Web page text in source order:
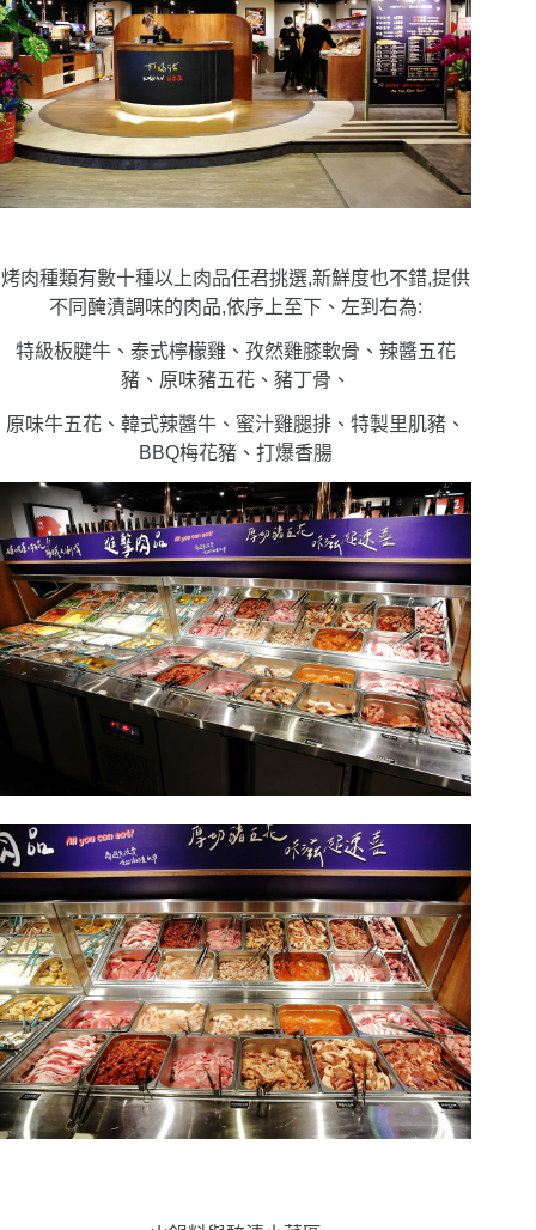
烤肉種類有數十種以上肉品任君挑選,新鮮度也不錯,提供
不同醃漬調味的肉品,依序上至下、左到右為:
特級板腱牛、泰式檸檬雞、孜然雞膝軟骨、辣醬五花
豬、原味豬五花、豬丁骨、
原味牛五花、韓式辣醬牛、蜜汁雞腿排、特製里肌豬、
BBQ梅花豬、打爆香腸